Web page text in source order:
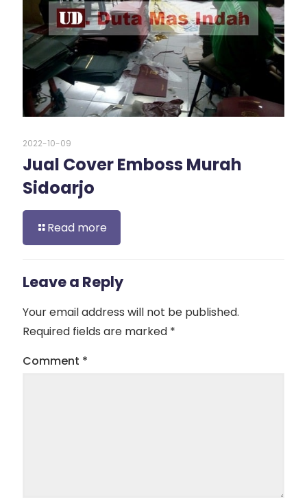
2022-10-09
Jual Cover Emboss Murah
Sidoarjo
Read more
Leave a Reply
Your email address will not be published.
Required fields are marked *
Comment *